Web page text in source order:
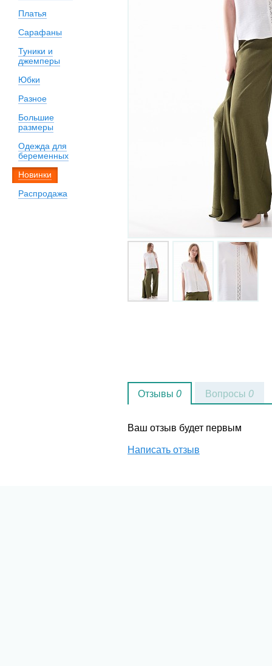
Платья
Сарафаны
Туники и
джемперы
Юбки
Разное
Большие
размеры
Одежда для
беременных
Новинки
Распродажа
Отзывы 0
Ваш отзыв будет первым
Написать отзыв
Вопросы 0